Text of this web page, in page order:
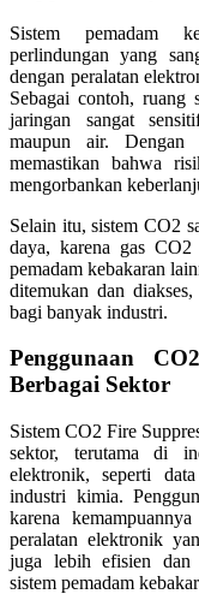
Sistem pemadam
perlindungan yang
dengan peralatan
Sebagai contoh, ruang
jaringan sangat
maupun air. Dengan
memastikan bahwa
mengorbankan
Selain itu, sistem CO2
daya, karena gas
pemadam kebakaran
ditemukan dan
bagi banyak industri.
Penggunaan
Berbagai Sektor
Sistem CO2 Fire
sektor, terutama di
elektronik, seperti
industri kimia.
karena
peralatan elektronik
juga lebih efisien dan
sistem pemadam